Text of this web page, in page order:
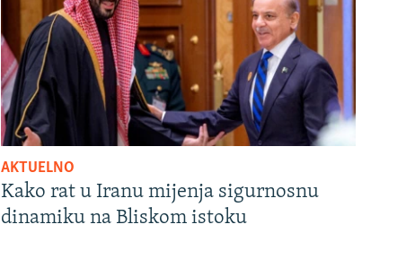
AKTUELNO
Kako rat u Iranu mijenja sigurnosnu
dinamiku na Bliskom istoku